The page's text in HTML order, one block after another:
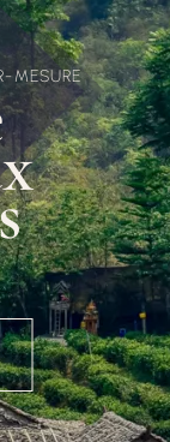
MESURE